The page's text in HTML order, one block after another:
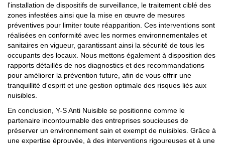
l'installation de dispositifs de surveillance, le traitement ciblé des
zones infestées ainsi que la mise en œuvre de mesures
préventives pour limiter toute réapparition. Ces interventions sont
réalisées en conformité avec les normes environnementales et
sanitaires en vigueur, garantissant ainsi la sécurité de tous les
occupants des locaux. Nous mettons également à disposition des
rapports détaillés de nos diagnostics et des recommandations
pour améliorer la prévention future, afin de vous offrir une
tranquillité d'esprit et une gestion optimale des risques liés aux
nuisibles.
En conclusion, Y-S Anti Nuisible se positionne comme le
partenaire incontournable des entreprises soucieuses de
préserver un environnement sain et exempt de nuisibles. Grâce à
une expertise éprouvée, à des interventions rigoureuses et à une